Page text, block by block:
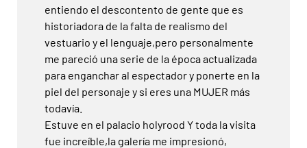
entiendo el descontento de gente que es
historiadora de la falta de realismo del
vestuario y el lenguaje,pero personalmente
me pareció una serie de la época actualizada
para enganchar al espectador y ponerte en la
piel del personaje y si eres una MUJER más
todavía.
Estuve en el palacio holyrood Y toda la visita
fue increíble,la galería me impresionó,